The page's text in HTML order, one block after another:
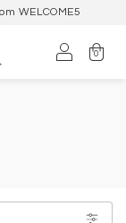
no PIX
0